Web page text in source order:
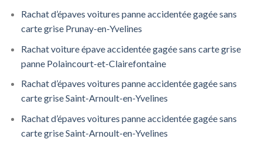
Rachat d’épaves voitures panne accidentée gagée sans
carte grise Prunay-en-Yvelines
Rachat voiture épave accidentée gagée sans carte grise
panne Polaincourt-et-Clairefontaine
Rachat d’épaves voitures panne accidentée gagée sans
carte grise Saint-Arnoult-en-Yvelines
Rachat d’épaves voitures panne accidentée gagée sans
carte grise Saint-Arnoult-en-Yvelines